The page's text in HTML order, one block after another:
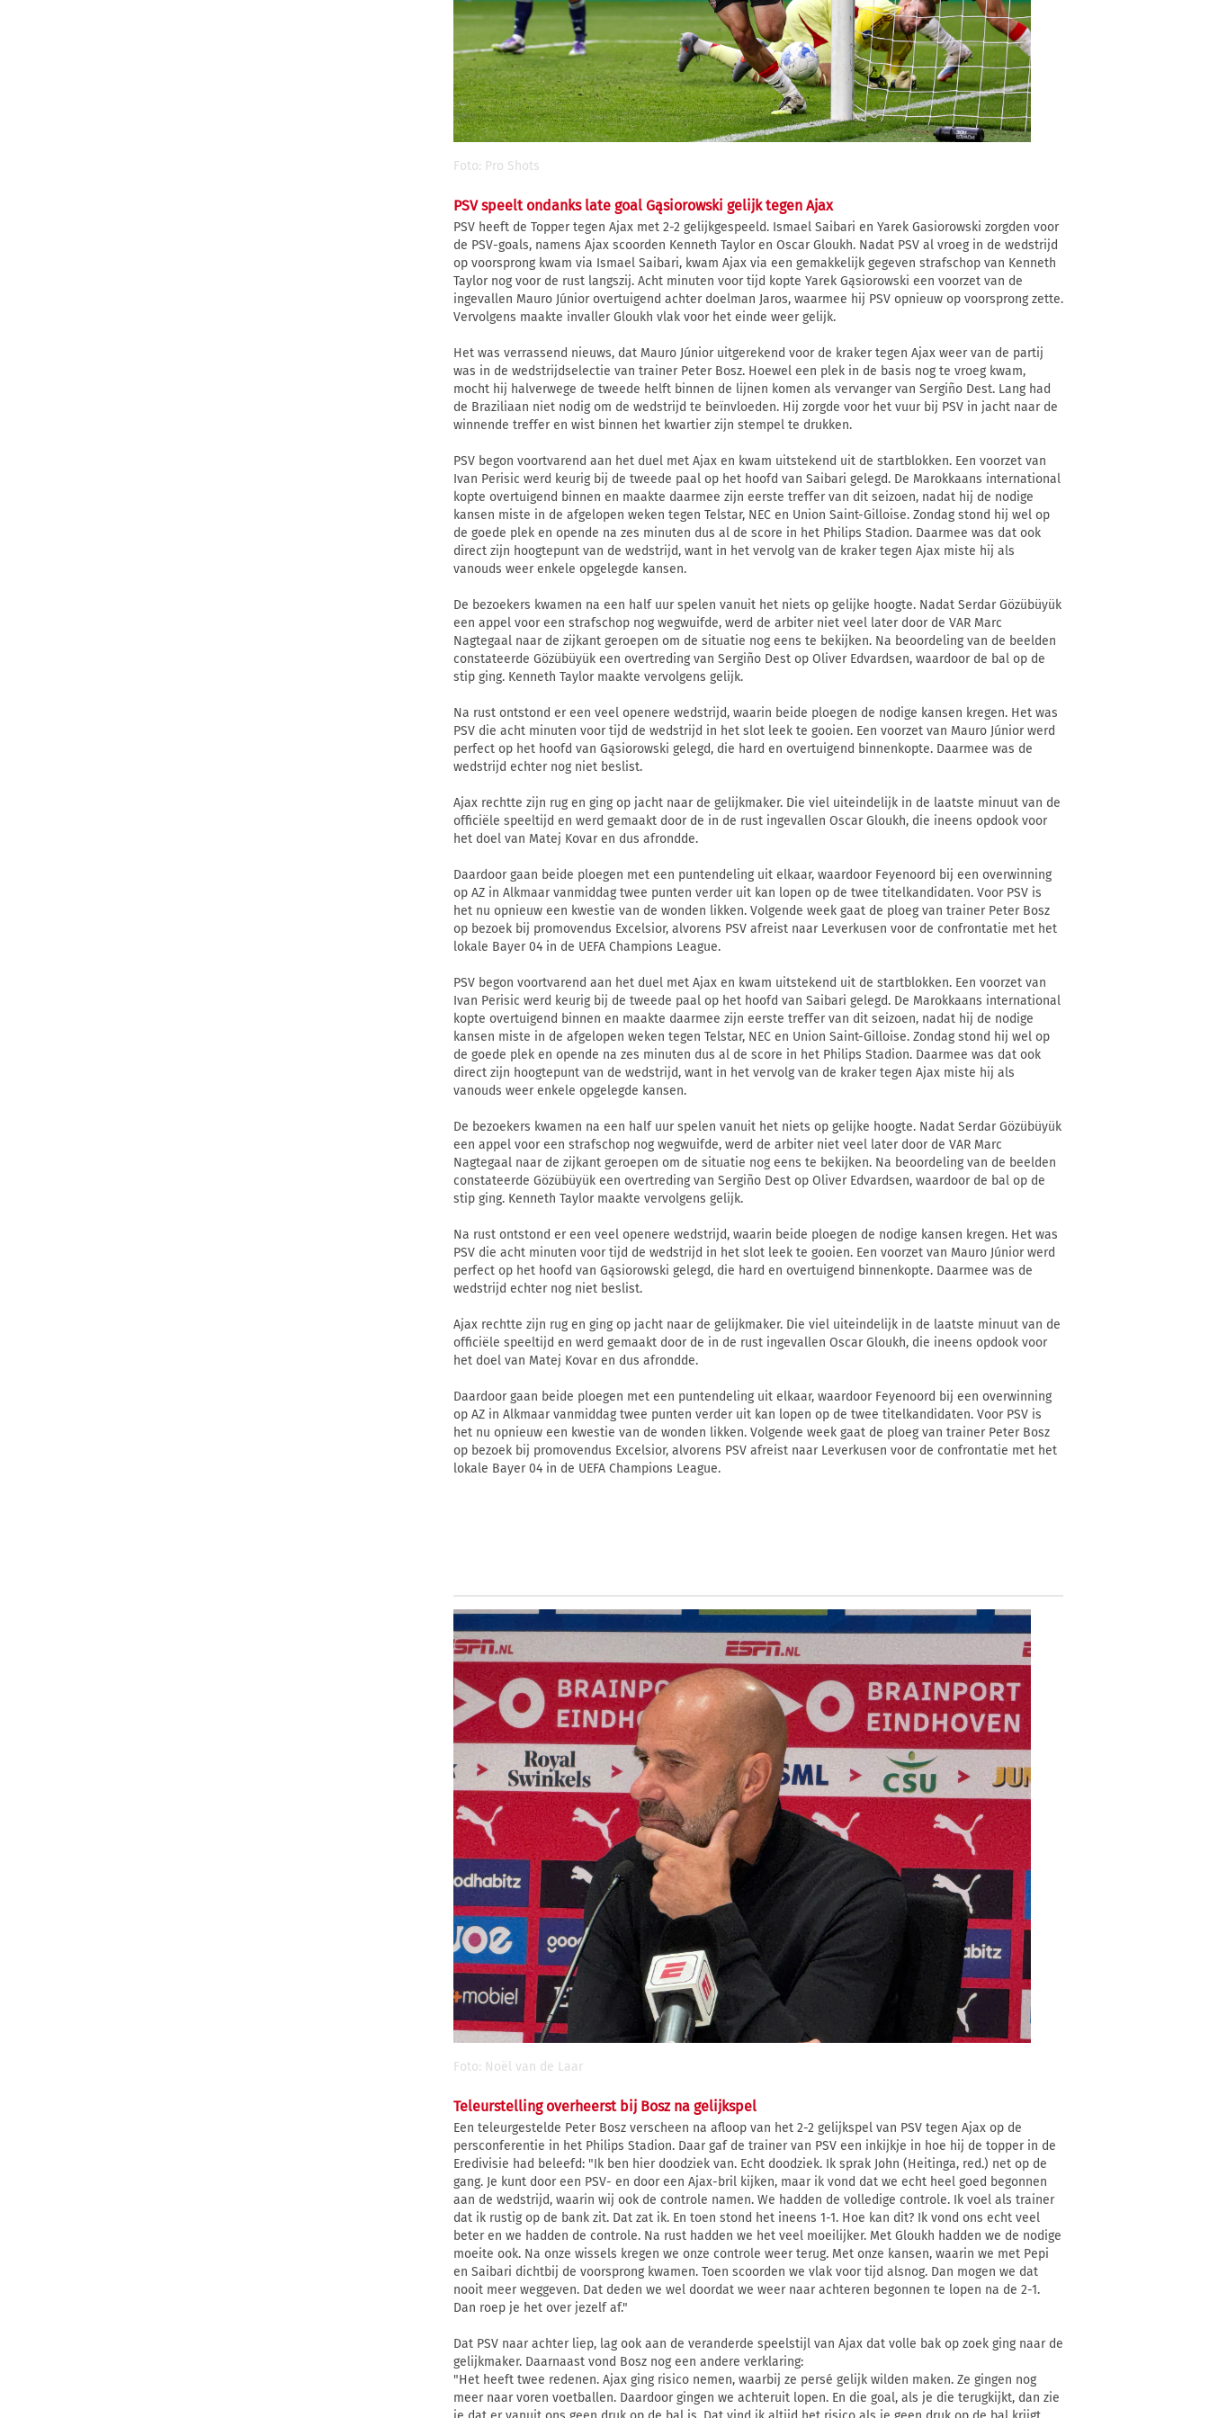
Foto: Pro Shots
PSV speelt ondanks late goal Gąsiorowski gelijk tegen Ajax
PSV heeft de Topper tegen Ajax met 2-2 gelijkgespeeld. Ismael Saibari en Yarek Gasiorowski zorgden voor
de PSV-goals, namens Ajax scoorden Kenneth Taylor en Oscar Gloukh. Nadat PSV al vroeg in de wedstrijd
op voorsprong kwam via Ismael Saibari, kwam Ajax via een gemakkelijk gegeven strafschop van Kenneth
Taylor nog voor de rust langszij. Acht minuten voor tijd kopte Yarek Gąsiorowski een voorzet van de
ingevallen Mauro Júnior overtuigend achter doelman Jaros, waarmee hij PSV opnieuw op voorsprong zette.
Vervolgens maakte invaller Gloukh vlak voor het einde weer gelijk.
Het was verrassend nieuws, dat Mauro Júnior uitgerekend voor de kraker tegen Ajax weer van de partij
was in de wedstrijdselectie van trainer Peter Bosz. Hoewel een plek in de basis nog te vroeg kwam,
mocht hij halverwege de tweede helft binnen de lijnen komen als vervanger van Sergiño Dest. Lang had
de Braziliaan niet nodig om de wedstrijd te beïnvloeden. Hij zorgde voor het vuur bij PSV in jacht naar de
winnende treffer en wist binnen het kwartier zijn stempel te drukken.
PSV begon voortvarend aan het duel met Ajax en kwam uitstekend uit de startblokken. Een voorzet van
Ivan Perisic werd keurig bij de tweede paal op het hoofd van Saibari gelegd. De Marokkaans international
kopte overtuigend binnen en maakte daarmee zijn eerste treffer van dit seizoen, nadat hij de nodige
kansen miste in de afgelopen weken tegen Telstar, NEC en Union Saint-Gilloise. Zondag stond hij wel op
de goede plek en opende na zes minuten dus al de score in het Philips Stadion. Daarmee was dat ook
direct zijn hoogtepunt van de wedstrijd, want in het vervolg van de kraker tegen Ajax miste hij als
vanouds weer enkele opgelegde kansen.
De bezoekers kwamen na een half uur spelen vanuit het niets op gelijke hoogte. Nadat Serdar Gözübüyük
een appel voor een strafschop nog wegwuifde, werd de arbiter niet veel later door de VAR Marc
Nagtegaal naar de zijkant geroepen om de situatie nog eens te bekijken. Na beoordeling van de beelden
constateerde Gözübüyük een overtreding van Sergiño Dest op Oliver Edvardsen, waardoor de bal op de
stip ging. Kenneth Taylor maakte vervolgens gelijk.
Na rust ontstond er een veel openere wedstrijd, waarin beide ploegen de nodige kansen kregen. Het was
PSV die acht minuten voor tijd de wedstrijd in het slot leek te gooien. Een voorzet van Mauro Júnior werd
perfect op het hoofd van Gąsiorowski gelegd, die hard en overtuigend binnenkopte. Daarmee was de
wedstrijd echter nog niet beslist.
Ajax rechtte zijn rug en ging op jacht naar de gelijkmaker. Die viel uiteindelijk in de laatste minuut van de
officiële speeltijd en werd gemaakt door de in de rust ingevallen Oscar Gloukh, die ineens opdook voor
het doel van Matej Kovar en dus afrondde.
Daardoor gaan beide ploegen met een puntendeling uit elkaar, waardoor Feyenoord bij een overwinning
op AZ in Alkmaar vanmiddag twee punten verder uit kan lopen op de twee titelkandidaten. Voor PSV is
het nu opnieuw een kwestie van de wonden likken. Volgende week gaat de ploeg van trainer Peter Bosz
op bezoek bij promovendus Excelsior, alvorens PSV afreist naar Leverkusen voor de confrontatie met het
lokale Bayer 04 in de UEFA Champions League.
PSV begon voortvarend aan het duel met Ajax en kwam uitstekend uit de startblokken. Een voorzet van
Ivan Perisic werd keurig bij de tweede paal op het hoofd van Saibari gelegd. De Marokkaans international
kopte overtuigend binnen en maakte daarmee zijn eerste treffer van dit seizoen, nadat hij de nodige
kansen miste in de afgelopen weken tegen Telstar, NEC en Union Saint-Gilloise. Zondag stond hij wel op
de goede plek en opende na zes minuten dus al de score in het Philips Stadion. Daarmee was dat ook
direct zijn hoogtepunt van de wedstrijd, want in het vervolg van de kraker tegen Ajax miste hij als
vanouds weer enkele opgelegde kansen.
De bezoekers kwamen na een half uur spelen vanuit het niets op gelijke hoogte. Nadat Serdar Gözübüyük
een appel voor een strafschop nog wegwuifde, werd de arbiter niet veel later door de VAR Marc
Nagtegaal naar de zijkant geroepen om de situatie nog eens te bekijken. Na beoordeling van de beelden
constateerde Gözübüyük een overtreding van Sergiño Dest op Oliver Edvardsen, waardoor de bal op de
stip ging. Kenneth Taylor maakte vervolgens gelijk.
Na rust ontstond er een veel openere wedstrijd, waarin beide ploegen de nodige kansen kregen. Het was
PSV die acht minuten voor tijd de wedstrijd in het slot leek te gooien. Een voorzet van Mauro Júnior werd
perfect op het hoofd van Gąsiorowski gelegd, die hard en overtuigend binnenkopte. Daarmee was de
wedstrijd echter nog niet beslist.
Ajax rechtte zijn rug en ging op jacht naar de gelijkmaker. Die viel uiteindelijk in de laatste minuut van de
officiële speeltijd en werd gemaakt door de in de rust ingevallen Oscar Gloukh, die ineens opdook voor
het doel van Matej Kovar en dus afrondde.
Daardoor gaan beide ploegen met een puntendeling uit elkaar, waardoor Feyenoord bij een overwinning
op AZ in Alkmaar vanmiddag twee punten verder uit kan lopen op de twee titelkandidaten. Voor PSV is
het nu opnieuw een kwestie van de wonden likken. Volgende week gaat de ploeg van trainer Peter Bosz
op bezoek bij promovendus Excelsior, alvorens PSV afreist naar Leverkusen voor de confrontatie met het
lokale Bayer 04 in de UEFA Champions League.
Foto: Noël van de Laar
Teleurstelling overheerst bij Bosz na gelijkspel
Een teleurgestelde Peter Bosz verscheen na afloop van het 2-2 gelijkspel van PSV tegen Ajax op de
persconferentie in het Philips Stadion. Daar gaf de trainer van PSV een inkijkje in hoe hij de topper in de
Eredivisie had beleefd: "Ik ben hier doodziek van. Echt doodziek. Ik sprak John (Heitinga, red.) net op de
gang. Je kunt door een PSV- en door een Ajax-bril kijken, maar ik vond dat we echt heel goed begonnen
aan de wedstrijd, waarin wij ook de controle namen. We hadden de volledige controle. Ik voel als trainer
dat ik rustig op de bank zit. Dat zat ik. En toen stond het ineens 1-1. Hoe kan dit? Ik vond ons echt veel
beter en we hadden de controle. Na rust hadden we het veel moeilijker. Met Gloukh hadden we de nodige
moeite ook. Na onze wissels kregen we onze controle weer terug. Met onze kansen, waarin we met Pepi
en Saibari dichtbij de voorsprong kwamen. Toen scoorden we vlak voor tijd alsnog. Dan mogen we dat
nooit meer weggeven. Dat deden we wel doordat we weer naar achteren begonnen te lopen na de 2-1.
Dan roep je het over jezelf af."
Dat PSV naar achter liep, lag ook aan de veranderde speelstijl van Ajax dat volle bak op zoek ging naar de
gelijkmaker. Daarnaast vond Bosz nog een andere verklaring:
"Het heeft twee redenen. Ajax ging risico nemen, waarbij ze persé gelijk wilden maken. Ze gingen nog
meer naar voren voetballen. Daardoor gingen we achteruit lopen. En die goal, als je die terugkijkt, dan zie